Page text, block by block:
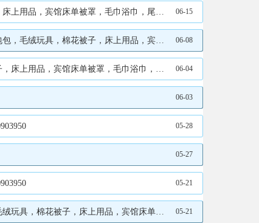
脑、洗衣机、路由器、 CT片 地址、电话：15131327828 06-15
电脑、洗衣机、路由器、 CT片 电话： 地址、电话：15131327828 06-08
CT片 电话：17733988083微信同步 地址、电话：17733988083 06-04
06-03
05-28
05-27
05-21
机、电脑、洗衣机、路由器、 CT片 地址、电话：15131327828 05-21